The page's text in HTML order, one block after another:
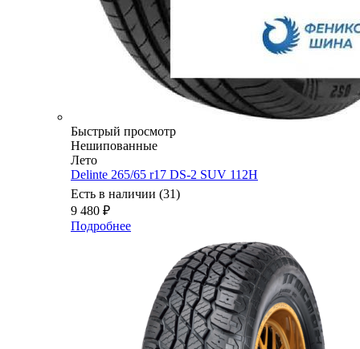
Быстрый просмотр
Нешипованные
Лето
Delinte 265/65 r17 DS-2 SUV 112H
Есть в наличии (31)
9 480 ₽
Подробнее